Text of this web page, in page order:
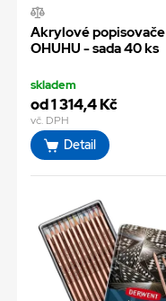
Akrylové popisovače
OHUHU - sada 40 ks
skladem
od 1 314,4 Kč
vč. DPH
Detail